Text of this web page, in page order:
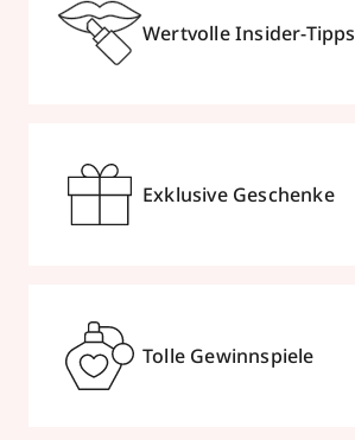
Wertvolle Insider-Tipps
Exklusive Geschenke
Tolle Gewinnspiele